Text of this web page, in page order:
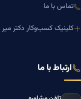
تماس با ما
کلینیک کسب‌وکار دکتر میر
ارتباط با ما